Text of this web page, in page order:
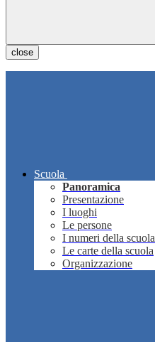
close
Scuola
Panoramica
Presentazione
I luoghi
Le persone
I numeri della scuola
Le carte della scuola
Organizzazione